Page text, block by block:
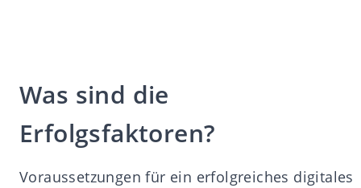
Was sind die
Erfolgsfaktoren?
Voraussetzungen für ein erfolgreiches digitales